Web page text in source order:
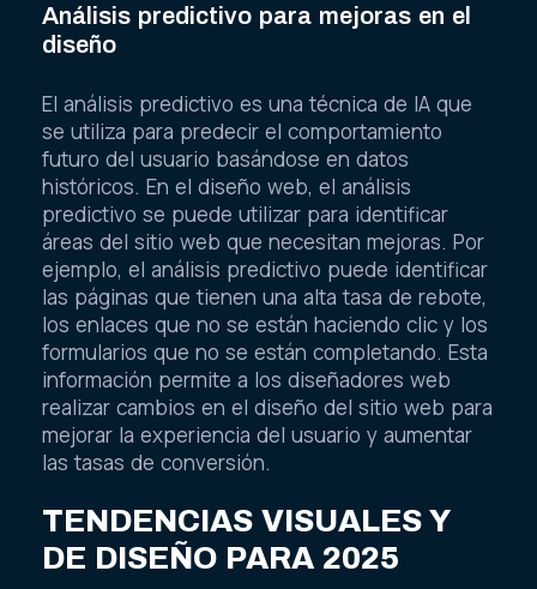
Análisis predictivo para mejoras en el
diseño
El análisis predictivo es una técnica de IA que
se utiliza para predecir el comportamiento
futuro del usuario basándose en datos
históricos. En el diseño web, el análisis
predictivo se puede utilizar para identificar
áreas del sitio web que necesitan mejoras. Por
ejemplo, el análisis predictivo puede identificar
las páginas que tienen una alta tasa de rebote,
los enlaces que no se están haciendo clic y los
formularios que no se están completando. Esta
información permite a los diseñadores web
realizar cambios en el diseño del sitio web para
mejorar la experiencia del usuario y aumentar
las tasas de conversión.
TENDENCIAS VISUALES Y
DE DISEÑO PARA 2025